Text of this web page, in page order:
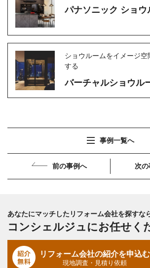
パナソニック ショウ
ショウルームをイメージ空
する
バーチャルショウル
前の事例へ
事例一覧へ
次の
あなたにマッチしたリフォーム会社を探すなら
コンシェルジュにお任せく
リフォーム会社の紹介を申込む
現地調査・見積り依頼